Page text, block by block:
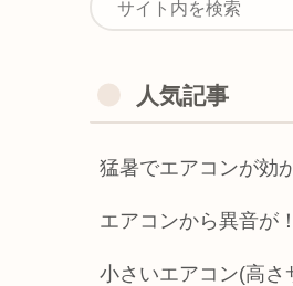
人気記事
猛暑でエアコンが効
エアコンから異音が
小さいエアコン(高さ